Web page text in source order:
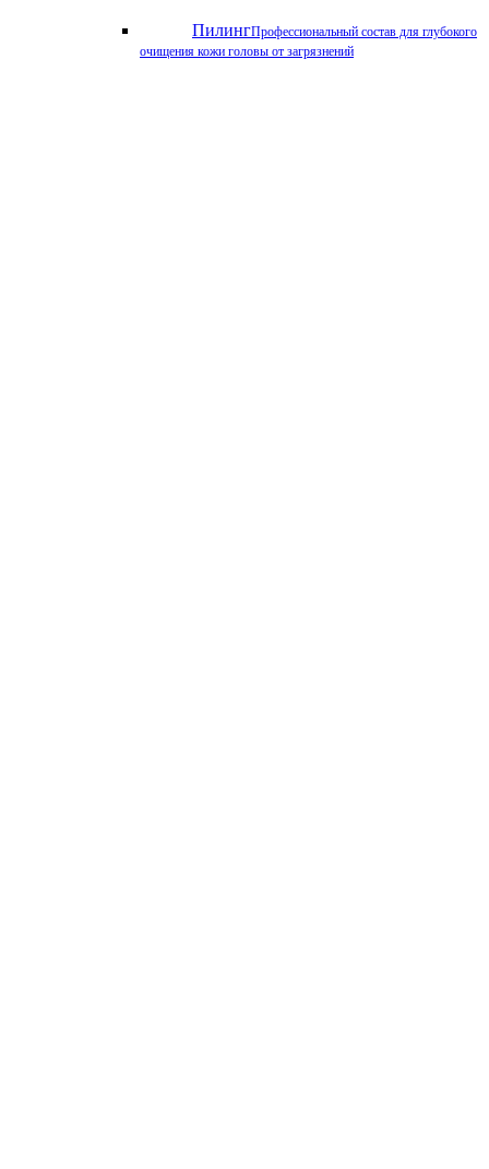
ПилингПрофессиональный состав для глубокого
очищения кожи головы от загрязнений